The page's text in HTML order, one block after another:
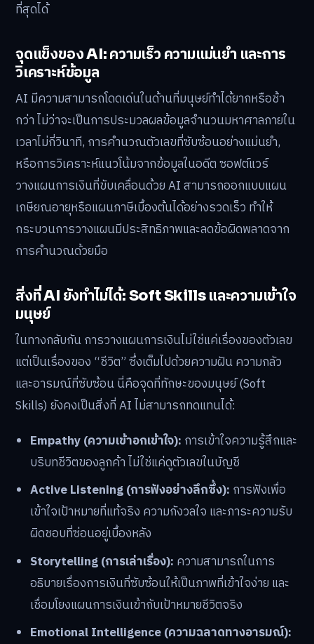
ที่สุดได้
จุดแข็งของ AI: ความเร็ว ความแม่นยำ และการ
วิเคราะห์ข้อมูล
AI มีความสามารถโดดเด่นในด้านที่มนุษย์ทำได้ยากหรือช้า
กว่า ไม่ว่าจะเป็นการประมวลผลข้อมูลจำนวนมหาศาลภายใน
เวลาไม่กี่วินาที, การคำนวณตัวเลขที่ซับซ้อนอย่างแม่นยำ,
หรือการวิเคราะห์แนวโน้มจากข้อมูลในอดีต ซอฟต์แวร์
วางแผนการเงินที่ขับเคลื่อนด้วย AI สามารถออกแบบแผน
เกษียณอายุหรือแผนภาษีเบื้องต้นได้อย่างรวดเร็ว ทำให้
กระบวนการวางแผนมีประสิทธิภาพและลดข้อผิดพลาดจาก
การคำนวณด้วยมือ
สิ่งที่ AI ยังทำไม่ได้: Soft Skills และความเข้าใจ
มนุษย์
ในทางกลับกัน การวางแผนการเงินไม่ใช่แค่เรื่องของตัวเลข
แต่เป็นเรื่องของ “ชีวิต” ซึ่งเต็มไปด้วยความฝัน ความกลัว
และอารมณ์ที่ซับซ้อน นี่คือจุดที่ทักษะของมนุษย์ (Soft
Skills) ยังคงเป็นสิ่งที่ AI ไม่สามารถทดแทนได้:
Empathy (ความเข้าอกเข้าใจ): การเข้าใจความรู้สึกและ
บริบทชีวิตของลูกค้า ไม่ใช่แค่ดูตัวเลขในบัญชี
Active Listening (การฟังอย่างลึกซึ้ง): การฟังเพื่อ
เข้าใจเป้าหมายที่แท้จริง ความกังวลใจ และภาระความรับ
ผิดชอบที่ซ่อนอยู่เบื้องหลัง
Storytelling (การเล่าเรื่อง): ความสามารถในการ
อธิบายเรื่องการเงินที่ซับซ้อนให้เป็นภาพที่เข้าใจง่าย และ
เชื่อมโยงแผนการเงินเข้ากับเป้าหมายชีวิตจริง
Emotional Intelligence (ความฉลาดทางอารมณ์):